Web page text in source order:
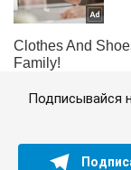
Подписывайся